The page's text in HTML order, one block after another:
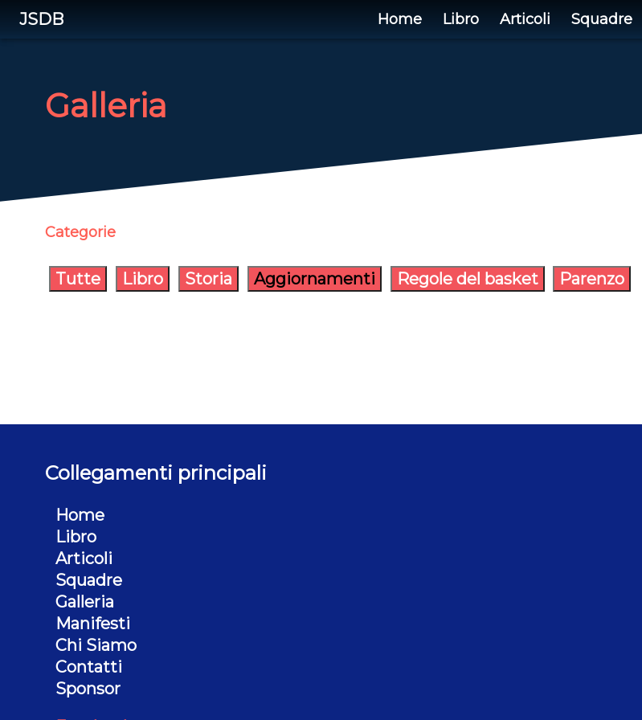
JSDB Home Libro Articoli Squadre
Galleria
Categorie
Tutte Libro Storia Aggiornamenti Regole del basket Parenzo
Collegamenti principali
Home
Libro
Articoli
Squadre
Galleria
Manifesti
Chi Siamo
Contatti
Sponsor